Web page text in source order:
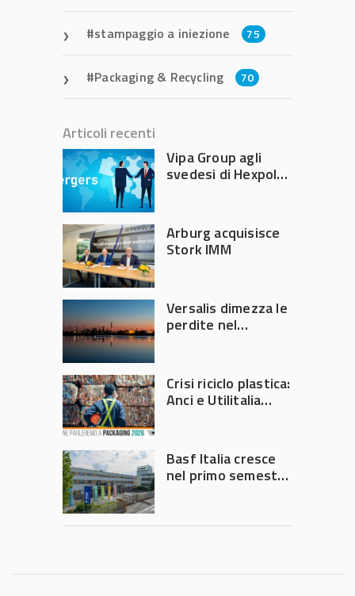
stampaggio a iniezione 75
Packaging & Recycling 70
Articoli recenti
Vipa Group agli
svedesi di Hexpol
Arburg acquisisce
Stork IMM
Versalis dimezza le
perdite nel
Crisi riciclo plastica:
Anci e Utilitalia
Governo
Basf Italia cresce
nel primo semestre